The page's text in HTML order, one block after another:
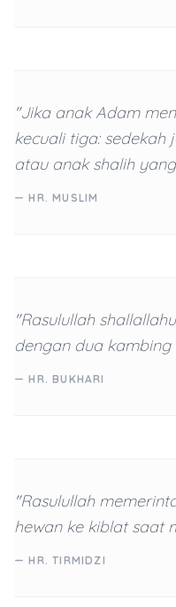
"Jika anak Adam
kecuali tiga: sedekah
atau anak shalih
— HR. MUSLIM
"Rasulullah
dengan dua
— HR. BUKHARI
"Rasulullah
hewan ke kiblat saat
— HR. TIRMIDZI